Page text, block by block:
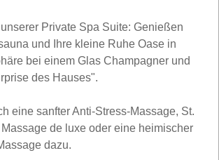
Private Spa Suite: Genießen
und Ihre kleine Ruhe Oase in
bei einem Glas Champagner und
des Hauses".
eine sanfter Anti-Stress-Massage, St.
de luxe oder eine heimischer
dazu.